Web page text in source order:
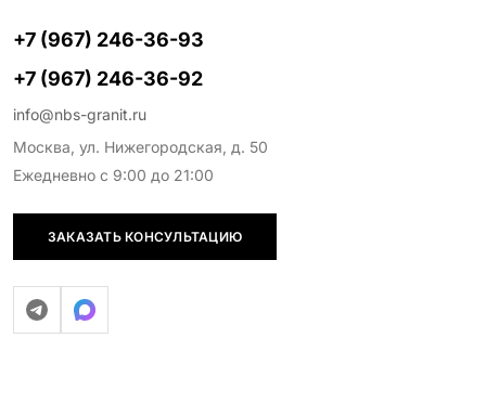
+7 (967) 246-36-93
+7 (967) 246-36-92
info@nbs-granit.ru
Москва, ул. Нижегородская, д. 50
Ежедневно с 9:00 до 21:00
ЗАКАЗАТЬ КОНСУЛЬТАЦИЮ